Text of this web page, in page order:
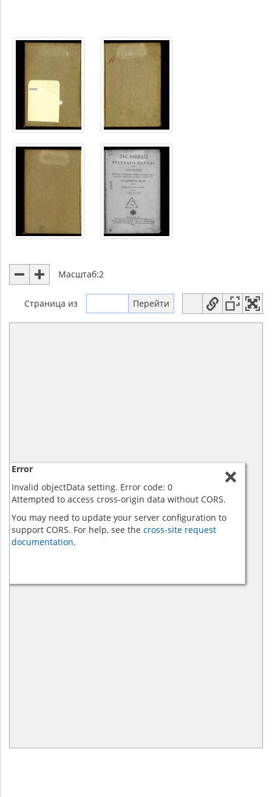
Масштаб:2
Страница из
Error
Invalid objectData setting. Error code: 0
Attempted to access cross-origin data without CORS.
You may need to update your server configuration to
support CORS. For help, see the cross-site request
documentation.